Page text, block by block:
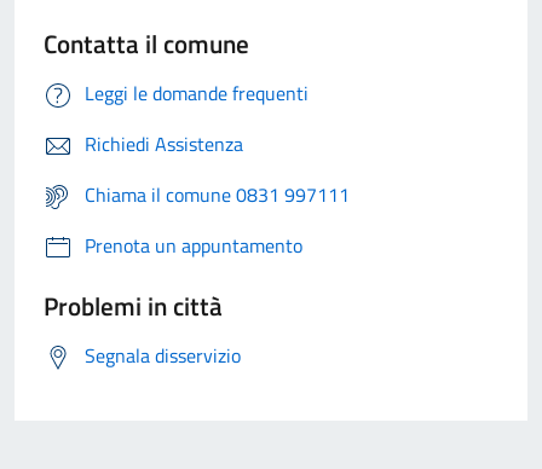
Contatta il comune
Leggi le domande frequenti
Richiedi Assistenza
Chiama il comune 0831 997111
Prenota un appuntamento
Problemi in città
Segnala disservizio